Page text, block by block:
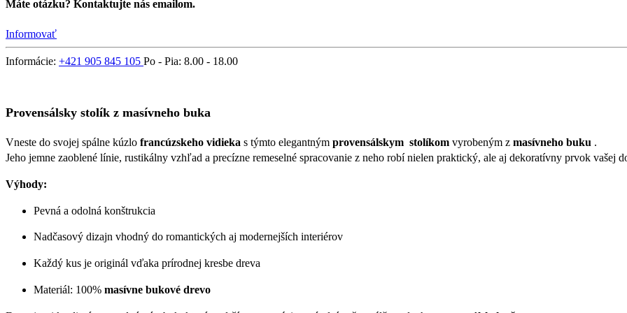
Máte otázku? Kontaktujte nás emailom.
Informovať
Informácie: +421 905 845 105 Po - Pia: 8.00 - 18.00
Provensálsky stolík z masívneho buka
Vneste do svojej spálne kúzlo francúzskeho vidieka s týmto elegantným provensálskym stolíkom vyrobeným z masívneho buku .
Jeho jemne zaoblené línie, rustikálny vzhľad a precízne remeselné spracovanie z neho robí nielen praktický, ale aj dekoratívny prvok vašej
Výhody:
Pevná a odolná konštrukcia
Nadčasový dizajn vhodný do romantických aj modernejších interiérov
Každý kus je originál vďaka prírodnej kresbe dreva
Materiál: 100% masívne bukové drevo